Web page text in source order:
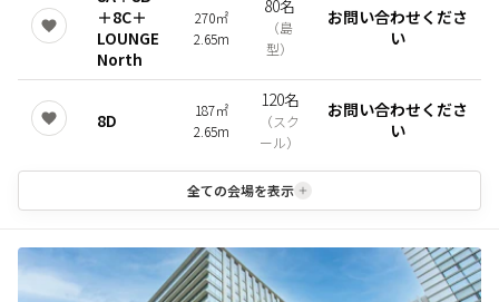
＋8C＋
LOUNGE
North
270㎡
2.65m
80名
（島
型）
お問い合わせくださ
い
8D
187㎡
2.65m
120名
（スク
ール）
お問い合わせくださ
い
全ての会場を表示